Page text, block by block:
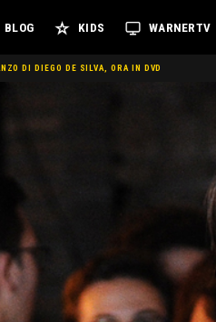
BLOG KIDS WARNERTV
DI DIEGO DE SILVA, ORA IN DVD